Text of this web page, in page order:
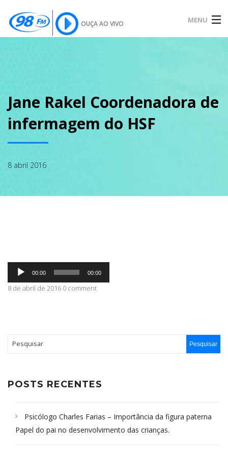
OUÇA AO VIVO MENU
SOBRE
CONTATO
Jane Rakel Coordenadora de
infermagem do HSF
8 abril 2016
Tocador
áudio
00:00 00:00
8 de abril de 2016 0 comment
POSTS RECENTES
Psicólogo Charles Farias – Importância da figura paterna
Papel do pai no desenvolvimento das crianças.